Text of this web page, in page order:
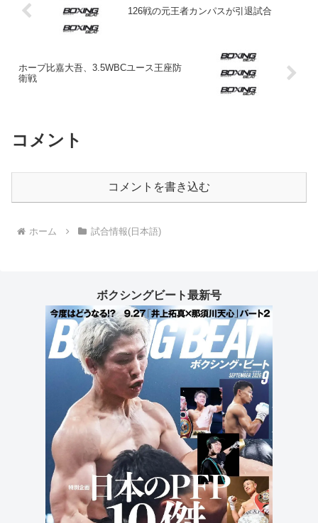
126戦の元王者カンパスが引退試合
ホープ比嘉大吾、3.5WBCユース王座防
衛戦
コメント
コメントを書き込む
ホーム 試合情報(日本語)
ボクシングビート最新号